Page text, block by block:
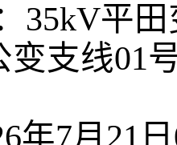
35kV平
变支线01
年7月21